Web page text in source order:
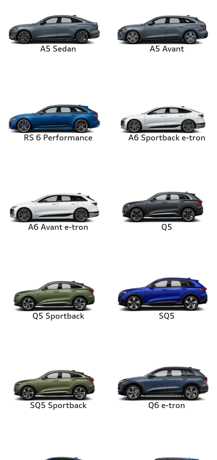
A5 Sedan A5 Avant
RS 6 Performance A6 Sportback e-tron
A6 Avant e-tron Q5
Q5 Sportback SQ5
SQ5 Sportback Q6 e-tron